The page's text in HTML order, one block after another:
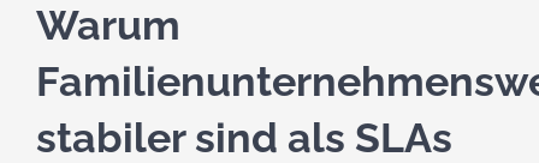
Warum
stabiler sind als SLAs